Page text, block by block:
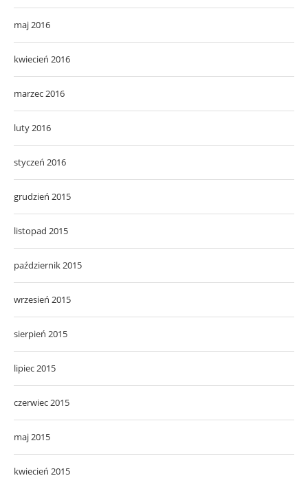
maj 2016
kwiecień 2016
marzec 2016
luty 2016
styczeń 2016
grudzień 2015
listopad 2015
październik 2015
wrzesień 2015
sierpień 2015
lipiec 2015
czerwiec 2015
maj 2015
kwiecień 2015